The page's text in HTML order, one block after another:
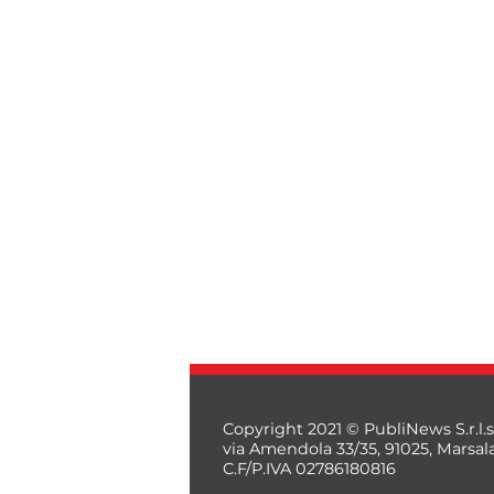
Copyright 2021 © PubliNews
via Amendola 33/35, 91025,
C.F/P.IVA 02786180816